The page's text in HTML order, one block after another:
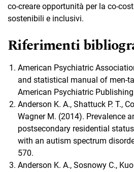
co-creare opportunità per la co-
sostenibili e inclusivi.
Riferimenti
American Psychiatric
and statistical manual of men-
American Psychiatric
Anderson K. A., Shattuck P. T.,
Wagner M. (2014). Prevalence
postsecondary residential
with an autism spectrum
570.
Anderson K. A., Sosnowy C.,